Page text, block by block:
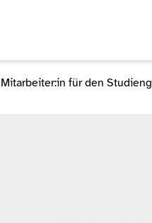
Mitarbeiter:in für den